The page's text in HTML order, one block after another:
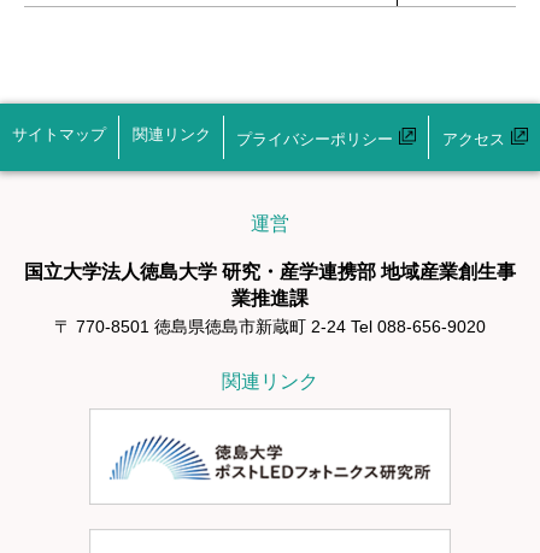
サイトマップ 関連リンク プライバシーポリシー アクセス
運営
国立大学法人徳島大学 研究・産学連携部 地域産業創生事
業推進課
〒 770-8501 徳島県徳島市新蔵町 2-24 Tel 088-656-9020
関連リンク